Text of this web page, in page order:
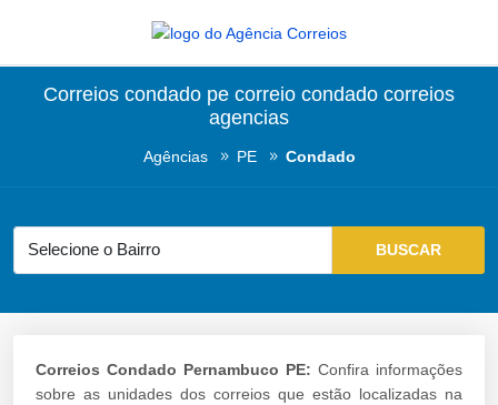
Correios condado pe correio condado correios
agencias
Agências PE Condado
Correios Condado Pernambuco PE: Confira informações
sobre as unidades dos correios que estão localizadas na